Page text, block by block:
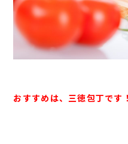
おすすめは、三徳包丁です！